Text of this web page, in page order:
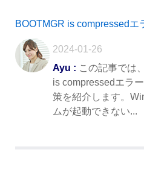
BOOTMGR is compressed
2024-01-26
Ayu : この記事では
is compressedエラ
策を紹介します。
ムが起動できない...